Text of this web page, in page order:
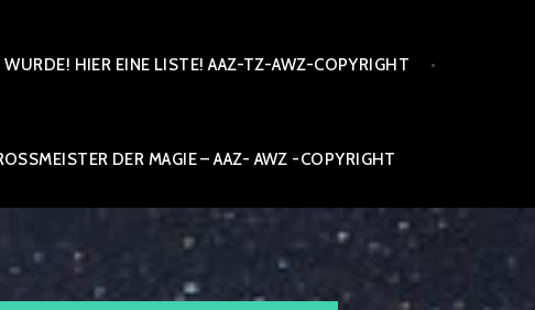
HIER EINE LISTE! AAZ-TZ-AWZ-COPYRIGHT
DER MAGIE – AAZ- AWZ -COPYRIGHT